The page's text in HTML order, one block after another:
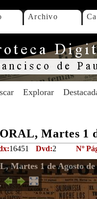
Archivo
Explorar
Martes 1
16451 Dvd:2 Nº
Martes 1 de Agosto de